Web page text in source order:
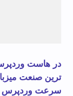
در هاست
ترین صنعت
سرعت وردپرس و